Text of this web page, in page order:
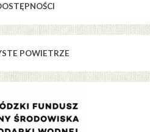
POWIETRZE